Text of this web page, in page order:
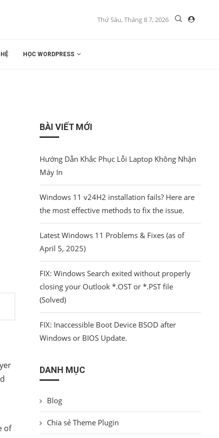
Thứ Sáu, Tháng 8 7, 2026
HỌC WORDPRESS
of
BÀI VIẾT MỚI
Hướng Dẫn Khắc Phục Lỗi Laptop Không Nhận
Máy In
Windows 11 v24H2 installation fails? Here are
the most effective methods to fix the issue.
Latest Windows 11 Problems & Fixes (as of
April 5, 2025)
FIX: Windows Search exited without properly
closing your Outlook *.OST or *.PST file
(Solved)
FIX: Inaccessible Boot Device BSOD after
Windows or BIOS Update.
DANH MỤC
Blog
Chia sẻ Theme Plugin